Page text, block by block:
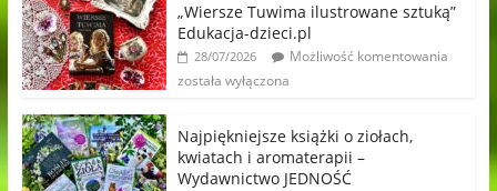
„Wiersze Tuwima ilustrowane sztuką”
Edukacja-dzieci.pl
28/07/2026
Możliwość komentowania
została wyłączona
Najpiękniejsze książki o ziołach,
kwiatach i aromaterapii –
Wydawnictwo JEDNOŚĆ